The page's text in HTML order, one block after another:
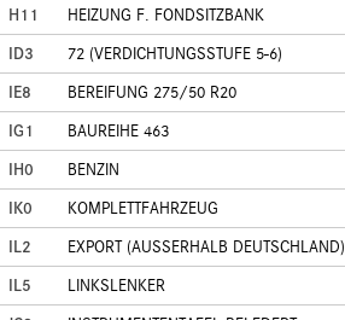
H11
HEIZUNG F. FONDSITZBANK
ID3
72 (VERDICHTUNGSSTUFE 5-6)
IE8
BEREIFUNG 275/50 R20
IG1
BAUREIHE 463
IH0
BENZIN
IK0
KOMPLETTFAHRZEUG
IL2
EXPORT (AUSSERHALB DEUTSCHLAND)
IL5
LINKSLENKER